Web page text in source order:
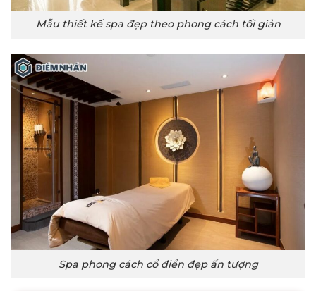
Mẫu thiết kế spa đẹp theo phong cách tối giản
Spa phong cách cổ điển đẹp ấn tượng